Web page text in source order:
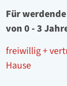
Für
von 0 - 3
freiwillig +
Hause